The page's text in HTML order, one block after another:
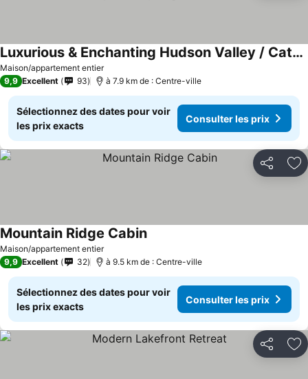
Maison/appartement entier
Luxurious & Enchanting Hudson Valley / Catskills / Upstate Ny Log House
9,9 Excellent 93 à 7.9 km de : Centre-ville
Sélectionnez des dates pour voir
les prix exacts
Consulter les prix
Partager
Maison/appartement entier
Mountain Ridge Cabin
9,9 Excellent 32 à 9.5 km de : Centre-ville
Sélectionnez des dates pour voir
les prix exacts
Consulter les prix
Partager